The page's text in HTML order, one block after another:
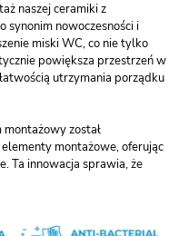
naszej ceramiki z
nowoczesności i
miski WC, co nie tylko
powiększa przestrzeń w
utrzymania porządku
montażowy został
montażowe, oferując
Ta innowacja sprawia, że